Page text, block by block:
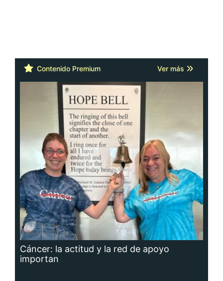
Contenido Premium Ver más
Cáncer: la actitud y la red de apoyo
importan